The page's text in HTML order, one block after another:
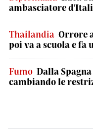
ambasciatore
Thailandia Orrore
poi va a scuola e fa
Fumo Dalla
cambiando le